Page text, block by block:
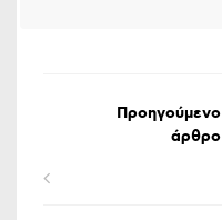
Προηγούμενο
άρθρο